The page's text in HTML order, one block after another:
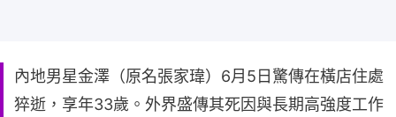
內地男星金澤（原名張家瑋）6月5日驚傳在橫店住處
猝逝，享年33歲。外界盛傳其死因與長期高強度工作